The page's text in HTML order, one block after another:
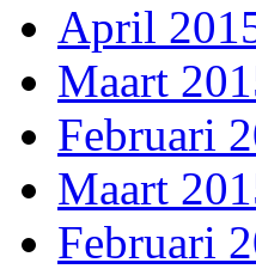
April
Maart
Februari
Maart
Februari